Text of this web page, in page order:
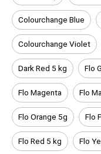
Colourchange Blue
Colourchange Violet
Dark Red 5 kg Flo
Flo Magenta Flo
Flo Orange 5g Flo
Flo Red 5 kg Flo